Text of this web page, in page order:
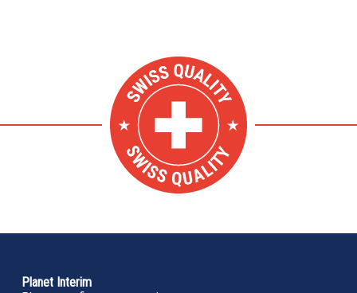
Planet Interim